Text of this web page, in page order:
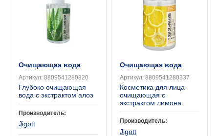
Очищающая вода
Артикул: 8809541280320
Глубоко очищающая
вода с экстрактом алоэ
Производитель:
Jigott
Очищающая вода
Артикул:8809541280337
Косметика для лица
очищающая с
экстрактом лимона
Производитель:
Jigott